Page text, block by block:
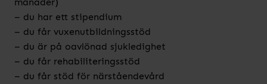
– du har ett stipendium
– du får vuxenutbildningsstöd
– du är på oavlönad sjukledighet
– du får rehabiliteringsstöd
– du får stöd för närståendevård